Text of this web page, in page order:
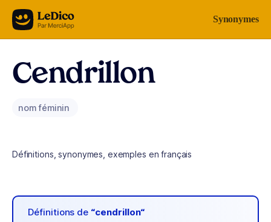
Aller au contenu Synonymes
Cendrillon
nom féminin
Définitions, synonymes, exemples en français
Définitions de “cendrillon“